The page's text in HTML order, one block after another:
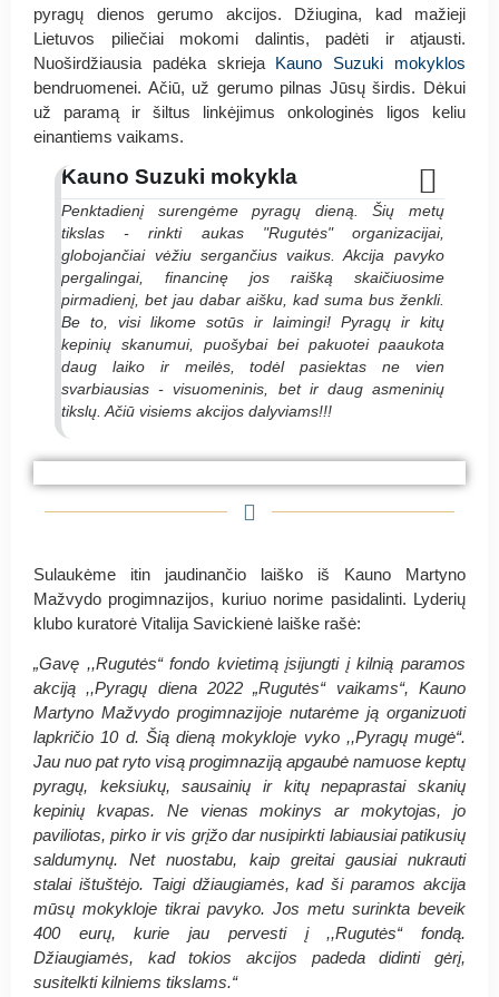
pyragų dienos gerumo akcijos. Džiugina, kad mažieji
Lietuvos piliečiai mokomi dalintis, padėti ir atjausti.
Nuoširdžiausia padėka skrieja Kauno Suzuki mokyklos
bendruomenei. Ačiū, už gerumo pilnas Jūsų širdis. Dėkui
už paramą ir šiltus linkėjimus onkologinės ligos keliu
einantiems vaikams.
Kauno Suzuki mokykla
Penktadienį surengėme pyragų dieną. Šių metų
tikslas - rinkti aukas "Rugutės" organizacijai,
globojančiai vėžiu sergančius vaikus. Akcija pavyko
pergalingai, financinę jos raišką skaičiuosime
pirmadienį, bet jau dabar aišku, kad suma bus ženkli.
Be to, visi likome sotūs ir laimingi! Pyragų ir kitų
kepinių skanumui, puošybai bei pakuotei paaukota
daug laiko ir meilės, todėl pasiektas ne vien
svarbiausias - visuomeninis, bet ir daug asmeninių
tikslų. Ačiū visiems akcijos dalyviams!!!
#PyragasRugutei Kauno Suzuki mokykla
#PyragasRugutei Kauno Suzuki mokykla
#PyragasRugutei Kauno Suzuki mokykla
Sulaukėme itin jaudinančio laiško iš Kauno Martyno
Mažvydo progimnazijos, kuriuo norime pasidalinti. Lyderių
klubo kuratorė Vitalija Savickienė laiške rašė:
„Gavę ,,Rugutės“ fondo kvietimą įsijungti į kilnią paramos
akciją ,,Pyragų diena 2022 „Rugutės“ vaikams“, Kauno
Martyno Mažvydo progimnazijoje nutarėme ją organizuoti
lapkričio 10 d. Šią dieną mokykloje vyko ,,Pyragų mugė“.
Jau nuo pat ryto visą progimnaziją apgaubė namuose keptų
pyragų, keksiukų, sausainių ir kitų nepaprastai skanių
kepinių kvapas. Ne vienas mokinys ar mokytojas, jo
paviliotas, pirko ir vis grįžo dar nusipirkti labiausiai patikusių
saldumynų. Net nuostabu, kaip greitai gausiai nukrauti
stalai ištuštėjo. Taigi džiaugiamės, kad ši paramos akcija
mūsų mokykloje tikrai pavyko. Jos metu surinkta beveik
400eurų, kurie jau pervesti į ,,Rugutės“ fondą.
Džiaugiamės, kad tokios akcijos padeda didinti gėrį,
susitelkti kilniems tikslams.“